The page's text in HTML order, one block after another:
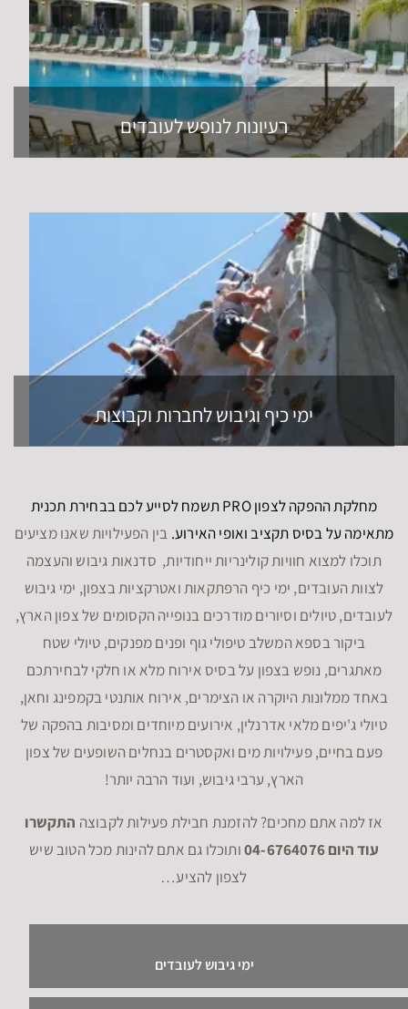
רעיונות לנופש לעובדים
ימי כיף וגיבוש לחברות וקבוצות
מחלקת ההפקה לצפון PRO תשמח לסייע לכם בבחירת תכנית
מתאימה על בסיס תקציב ואופי האירוע. בין הפעילויות שאנו מציעים
תוכלו למצוא חוויות קולינריות ייחודיות, סדנאות גיבוש והעצמה
לצוות העובדים, ימי כיף הרפתקאות ואטרקציות בצפון, ימי גיבוש
לעובדים, טיולים וסיורים מודרכים בנופייה הקסומים של צפון הארץ,
ביקור בספא המשלב טיפולי גוף ופנים מפנקים, טיולי שטח
מאתגרים, נופש בצפון על בסיס אירוח מלא או חלקי לבחירתכם
באחד ממלונות היוקרה או הצימרים, אירוח אותנטי בקמפינג וחאן,
טיולי ג'יפים מלאי אדרנלין, אירועים מיוחדים ומסיבות בהפקה של
פעם בחיים, פעילויות מים ואקסטרים בנחלים השופעים של צפון
הארץ, ערבי גיבוש, ועוד הרבה יותר!
אז למה אתם מחכים? להזמנת חבילת פעילות לקבוצה התקשרו
עוד היום 04-6764076
ותוכלו גם אתם להינות מכל הטוב שיש
לצפון להציע…
ימי גיבוש לעובדים